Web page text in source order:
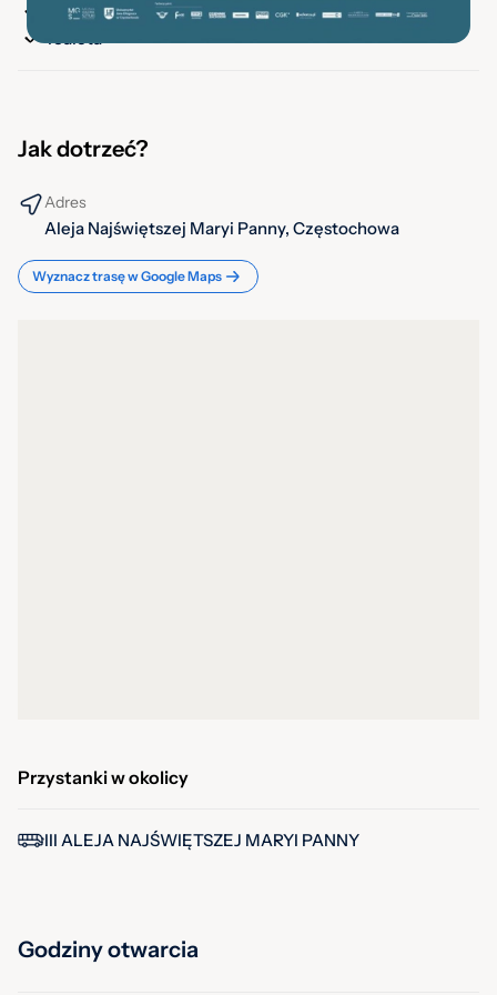
Z parkingiem
Toaleta
Jak dotrzeć?
Adres
Aleja Najświętszej Maryi Panny, Częstochowa
Wyznacz trasę w Google Maps
Przystanki w okolicy
III ALEJA NAJŚWIĘTSZEJ MARYI PANNY
Godziny otwarcia